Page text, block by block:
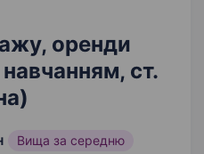
оренди
ст.
Вища за середню